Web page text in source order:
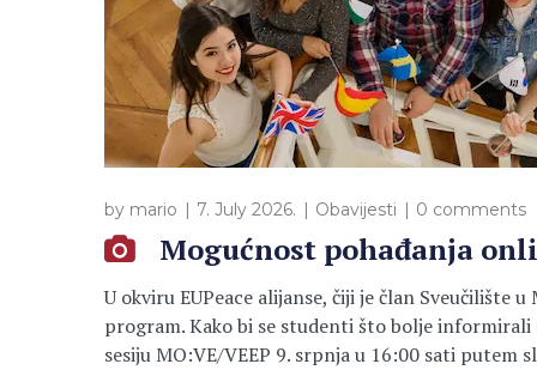
by mario 7. July 2026. Obavijesti 0 comments
Mogućnost pohađanja
U okviru EUPeace alijanse, čiji je član Sveučilište
program. Kako bi se studenti što bolje
sesiju MO:VE/VEEP 9. srpnja u 16:00 sati putem